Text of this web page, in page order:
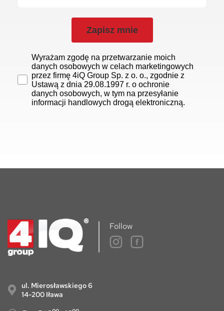
Zapisz mnie
Wyrażam zgodę na przetwarzanie moich
danych osobowych w celach marketingowych
przez firmę 4iQ Group Sp. z o. o., zgodnie z
Ustawą z dnia 29.08.1997 r. o ochronie
danych osobowych, w tym na przesyłanie
informacji handlowych drogą elektroniczną.
Follow
ul. Mierosławskiego 6
14-200 Iława